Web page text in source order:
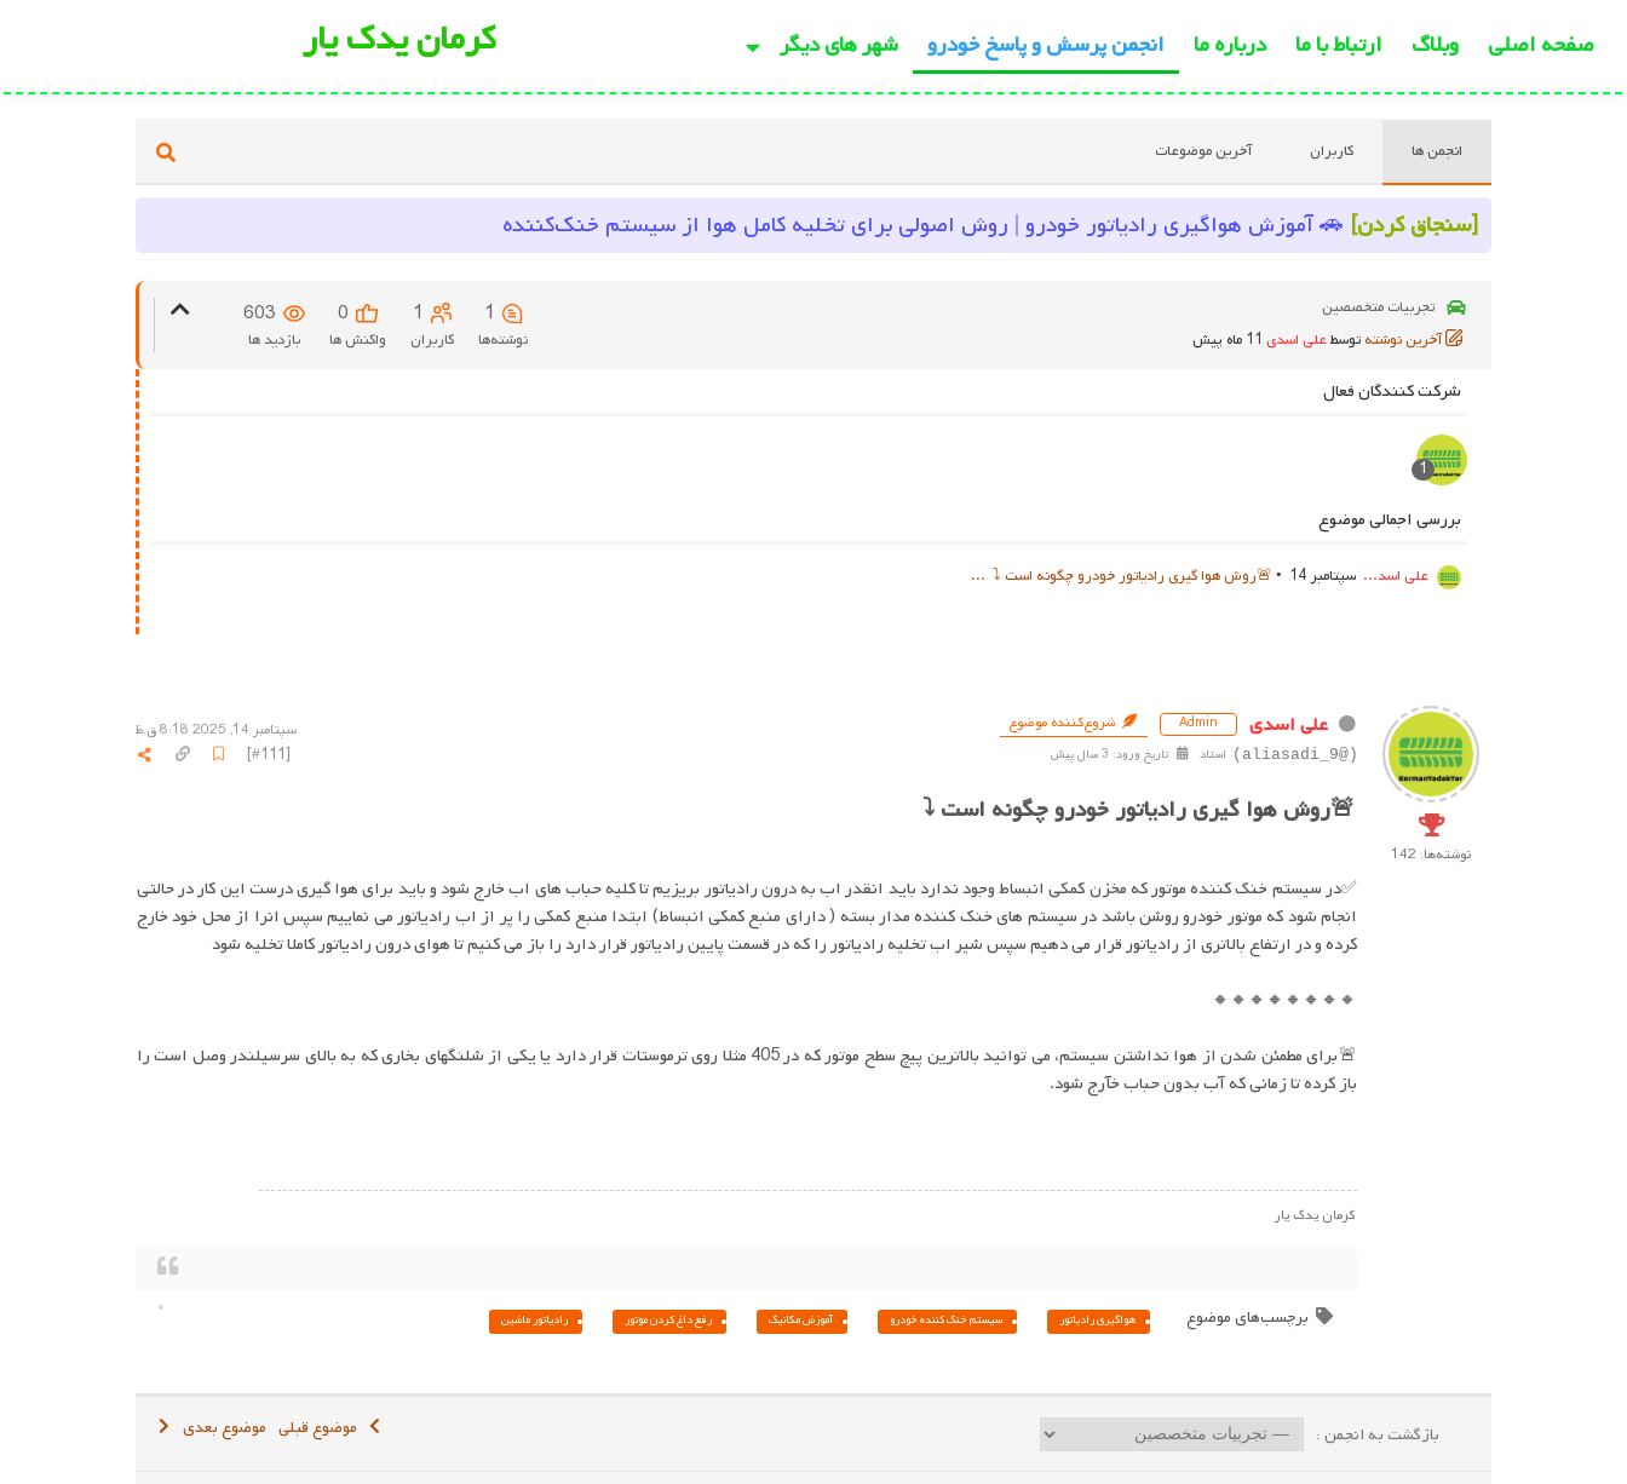
صفحه اصلی وبلاگ ارتباط با ما درباره ما انجمن پرسش و پاسخ خودرو شهر های دیگر کرمان یدک یار
انجمن ها کاربران آخرین موضوعات
[سنجاق کردن] 🚗 آموزش هواگیری رادیاتور خودرو | روش اصولی برای تخلیه کامل هوا از سیستم خنک‌کننده
تجربیات متخصصین
آخرین نوشته توسطعلی اسدی 11 ماه پیش
1
نوشته‌ها
1
کاربران
0
واکنش ها
603
بازدید ها
شرکت کنندگان فعال
1
بررسی اجمالی موضوع
علی اسد... سپتامبر 14 • 🚨روش هوا گیری رادیاتور خودرو چگونه است ⤵️ ...
نوشته‌ها: 142
علی اسدی Admin شروع‌کننده موضوع سپتامبر 14, 2025 8:18 ق.ظ
(@aliasadi_9) استاد تاریخ ورود: 3 سال پیش [#111]
🚨روش هوا گیری رادیاتور خودرو چگونه است ⤵️
✅در سیستم خنک کننده موتور که مخزن کمکی انبساط وجود ندارد باید انقدر اب به درون رادیاتور بریزیم تا کلیه حباب های اب خارج شود و باید برای هوا گیری درست این کار در حالتی
انجام شود که موتور خودرو روشن باشد در سیستم های خنک کننده مدار بسته ( دارای منبع کمکی انبساط) ابتدا منبع کمکی را پر از اب رادیاتور می نماییم سپس انرا از محل خود خارج
کرده و در ارتفاع بالاتری از رادیاتور قرار می دهیم سپس شیر اب تخلیه رادیاتور را که در قسمت پایین رادیاتور قرار دارد را باز می کنیم تا هوای درون رادیاتور کاملا تخلیه شود
🔸🔸🔸🔸🔸🔸🔸🔸
🚨برای مطمئن شدن از هوا نداشتن سیستم، می توانید بالاترین پیچ سطح موتور که در 405 مثلا روی ترموستات قرار دارد یا یکی از شلنگهای بخاری که به بالای سرسیلندر وصل است را
باز کرده تا زمانی که آب بدون حباب خآرج شود.
کرمان یدک یار
برچسب‌های موضوع هواگیری رادیاتور سیستم خنک کننده خودرو آموزش مکانیک رفع داغ کردن موتور رادیاتور ماشین
بازگشت به انجمن : موضوع قبلی موضوع بعدی